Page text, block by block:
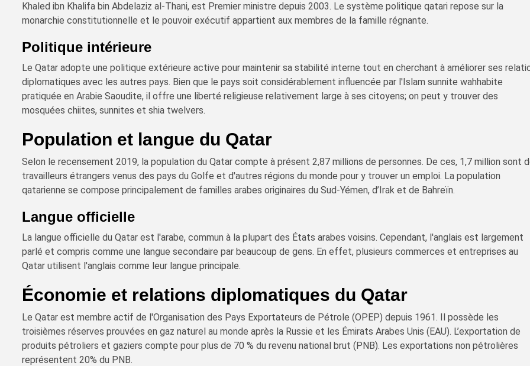
Khaled ibn Khalifa bin Abdelaziz al-Thani, est Premier ministre depuis 2003. Le système politique qatari repose sur la
monarchie constitutionnelle et le pouvoir exécutif appartient aux membres de la famille régnante.
Politique intérieure
Le Qatar adopte une politique extérieure active pour maintenir sa stabilité interne tout en cherchant à améliorer ses
diplomatiques avec les autres pays. Bien que le pays soit considérablement influencée par l'Islam sunnite wahhabite
pratiquée en Arabie Saoudite, il offre une liberté religieuse relativement large à ses citoyens; on peut y trouver des
mosquées chiites, sunnites et shia twelvers.
Population et langue du Qatar
Selon le recensement 2019, la population du Qatar compte à présent 2,87 millions de personnes. De ces, 1,7 million sont
travailleurs étrangers venus des pays du Golfe et d'autres régions du monde pour y trouver un emploi. La population
qatarienne se compose principalement de familles arabes originaires du Sud-Yémen, d’Irak et de Bahreïn.
Langue officielle
La langue officielle du Qatar est l'arabe, commun à la plupart des États arabes voisins. Cependant, l'anglais est largement
parlé et compris comme une langue secondaire par beaucoup de gens. En effet, plusieurs commerces et entreprises au
Qatar utilisent l'anglais comme leur langue principale.
Économie et relations diplomatiques du Qatar
Le Qatar est membre actif de l'Organisation des Pays Exportateurs de Pétrole (OPEP) depuis 1961. Il possède les
troisièmes réserves prouvées en gaz naturel au monde après la Russie et les Émirats Arabes Unis (EAU). L’exportation de
produits pétroliers et gaziers compte pour plus de 70 % du revenu national brut (PNB). Les exportations non pétrolières
représentent 20% du PNB.